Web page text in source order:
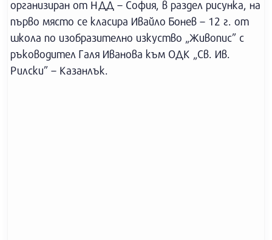
организиран от НДД – София, в раздел рисунка, на
първо място се класира Ивайло Бонев – 12 г. от
школа по изобразително изкуство „Живопис” с
ръководител Галя Иванова към ОДК „Св. Ив.
Рилски” – Казанлък.